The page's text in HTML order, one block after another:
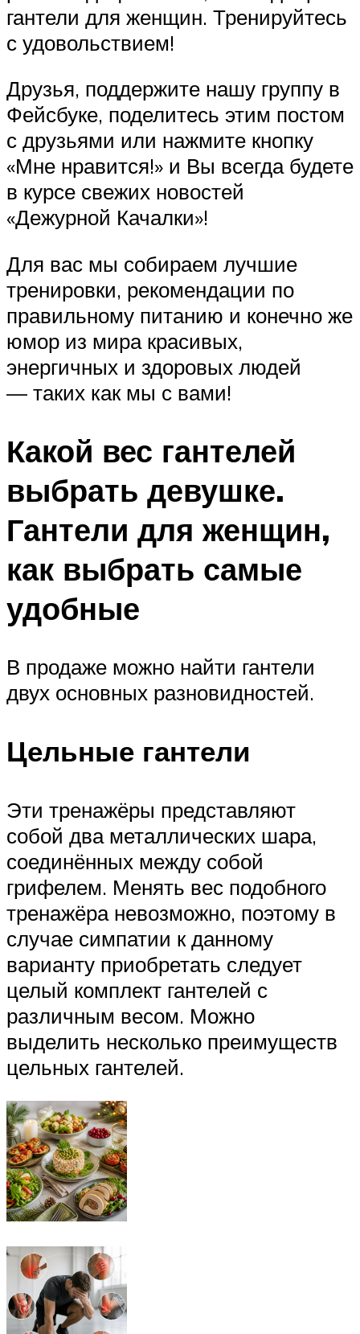
гантели для женщин. Тренируйтесь
с удовольствием!
Друзья, поддержите нашу группу в
Фейсбуке, поделитесь этим постом
с друзьями или нажмите кнопку
«Мне нравится!» и Вы всегда будете
в курсе свежих новостей
«Дежурной Качалки»!
Для вас мы собираем лучшие
тренировки, рекомендации по
правильному питанию и конечно же
юмор из мира красивых,
энергичных и здоровых людей
— таких как мы с вами!
Какой вес гантелей
выбрать девушке.
Гантели для женщин,
как выбрать самые
удобные
В продаже можно найти гантели
двух основных разновидностей.
Цельные гантели
Эти тренажёры представляют
собой два металлических шара,
соединённых между собой
грифелем. Менять вес подобного
тренажёра невозможно, поэтому в
случае симпатии к данному
варианту приобретать следует
целый комплект гантелей с
различным весом. Можно
выделить несколько преимуществ
цельных гантелей.